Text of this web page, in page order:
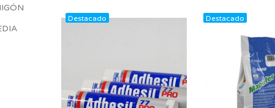
Destacado Destacado